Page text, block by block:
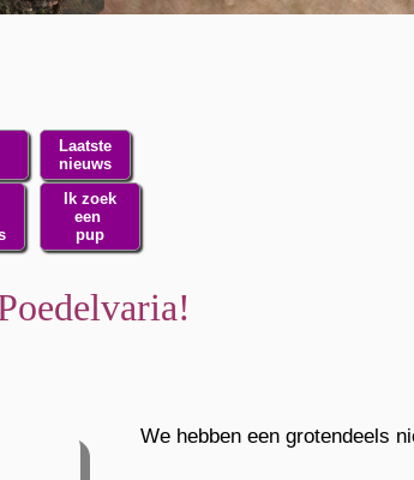
Laatste
nieuws
Ik zoek
een
pup
We hebben een grotendeels